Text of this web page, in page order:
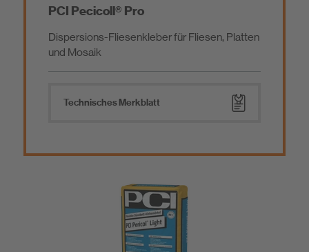
PCI Pecicoll® Pro
Dispersions-Fliesenkleber für Fliesen, Platten
und Mosaik
Technisches Merkblatt